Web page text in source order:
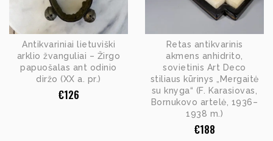
Antikvariniai lietuviški
arklio žvanguliai – Žirgo
papuošalas ant odinio
diržo (XX a. pr.)
€126
Retas antikvarinis
akmens anhidrito,
sovietinis Art Deco
stiliaus kūrinys „Mergaitė
su knyga“ (F. Karasiovas,
Bornukovo artelė, 1936–
1938 m.)
€188